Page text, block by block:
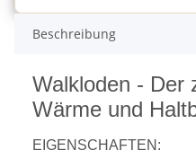
Beschreibung
Walkloden - Der
Wärme und
EIGENSCHAFTEN: